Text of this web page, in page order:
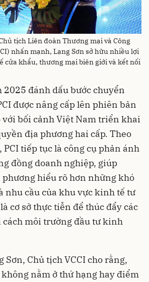
tịch Liên đoàn Thương mại và Công
nhấn mạnh, Lạng Sơn sở hữu nhiều lợi
cửa khẩu, thương mại biên giới và kết nối
2025 đánh dấu bước chuyển
được nâng cấp lên phiên bản
với bối cảnh Việt Nam triển khai
địa phương hai cấp. Theo
PCI tiếp tục là công cụ phản ánh
đồng doanh nghiệp, giúp
hiểu rõ hơn những khó
nhu cầu của khu vực kinh tế tư
cơ sở thực tiễn để thúc đẩy các
môi trường đầu tư kinh
Chủ tịch VCCI cho rằng,
nằm ở thứ hạng hay điểm